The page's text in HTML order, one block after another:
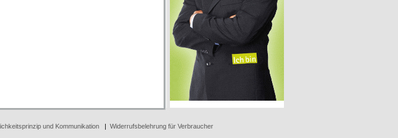
und Kommunikation| Widerrufsbelehrung für Verbraucher